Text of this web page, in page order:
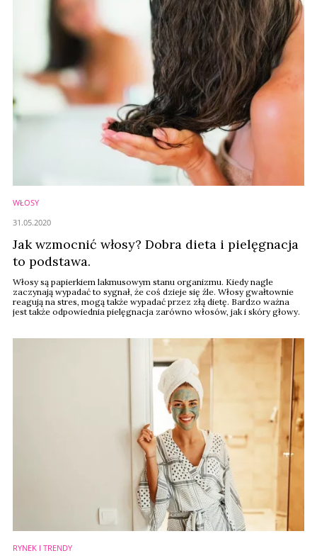
WŁOSY
Jak wzmocnić włosy? Dobra dieta i pielęgnacja
to podstawa.
Włosy są papierkiem lakmusowym stanu organizmu. Kiedy nagle
zaczynają wypadać to sygnał, że coś dzieje się źle. Włosy gwałtownie
reagują na stres, mogą także wypadać przez złą dietę. Bardzo ważna
jest także odpowiednia pielęgnacja zarówno włosów, jak i skóry głowy.
31.05.2020
RYNEK I TRENDY